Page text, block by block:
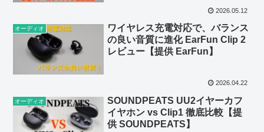
2026.05.12
オーディオ
ワイヤレス充電対応で、バランス
の良い音質に進化 EarFun Clip 2
レビュー【提供 EarFun】
2026.04.22
オーディオ
SOUNDPEATS UU2イヤーカフ
イヤホン vs Clip1 徹底比較【提
供 SOUNDPEATS】